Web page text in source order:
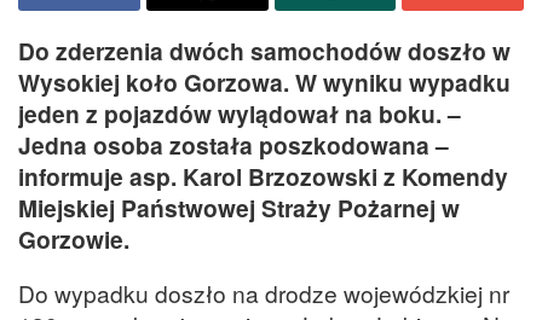
Do zderzenia dwóch samochodów doszło w
Wysokiej koło Gorzowa. W wyniku wypadku
jeden z pojazdów wylądował na boku. –
Jedna osoba została poszkodowana –
informuje asp. Karol Brzozowski z Komendy
Miejskiej Państwowej Straży Pożarnej w
Gorzowie.
Do wypadku doszło na drodze wojewódzkiej nr